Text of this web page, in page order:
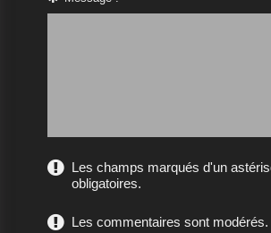
Les champs marqués d'un
obligatoires.
Les commentaires sont modérés.